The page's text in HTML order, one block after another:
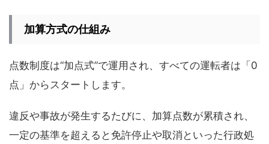
加算方式の仕組み
点数制度は“加点式”で運用され、すべての運転者は「0
点」からスタートします。
違反や事故が発生するたびに、加算点数が累積され、
一定の基準を超えると免許停止や取消といった行政処